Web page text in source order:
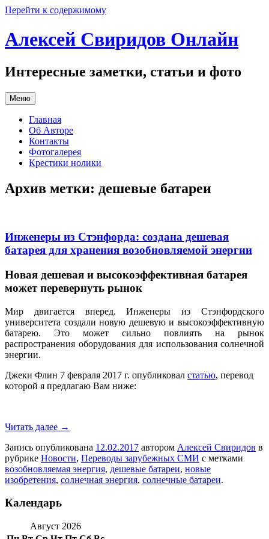
Перейти к содержимому
Алексей Свиридов Онлайн
Интересные заметки, статьи и фото
Меню
Главная
Об Авторе
Контакты
Фотогалерея
Крестики нолики
Архив метки: дешевые батареи
Инженеры из Стэнфорда: создана дешевая
батарея для хранения возобновляемой энергии
Новая дешевая и высокоэффективная батарея
может перевернуть рынок
Мир двигается вперед. Инженеры из Стэнфордского
университета создали новую дешевую и высокоэффективную
батарею. Это может сильно повлиять на рынок
распространения оборудования для использования солнечной
энергии.
Джеки Флин 7 февраля 2017 г. опубликовал статью, перевод
которой я предлагаю Вам ниже:
Читать далее →
Запись опубликована 12.02.2017 автором Алексей Свиридов в
рубрике Новости, Переводы зарубежных СМИ с метками
возобновляемая энергия, дешевые батареи, новые
изобретения, солнечная энергия, солнечные батареи.
Календарь
Август 2026